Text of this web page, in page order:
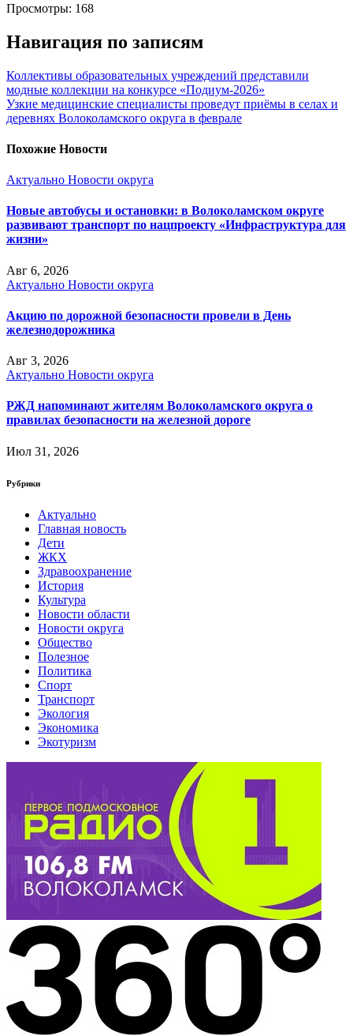
Просмотры: 168
Навигация по записям
Коллективы образовательных учреждений представили
модные коллекции на конкурсе «Подиум-2026»
Узкие медицинские специалисты проведут приёмы в селах и
деревнях Волоколамского округа в феврале
Похожие Новости
Актуально Новости округа
Новые автобусы и остановки: в Волоколамском округе
развивают транспорт по нацпроекту «Инфраструктура для
жизни»
Авг 6, 2026
Актуально Новости округа
Акцию по дорожной безопасности провели в День
железнодорожника
Авг 3, 2026
Актуально Новости округа
РЖД напоминают жителям Волоколамского округа о
правилах безопасности на железной дороге
Июл 31, 2026
Рубрики
Актуально
Главная новость
Дети
ЖКХ
Здравоохранение
История
Культура
Новости области
Новости округа
Общество
Полезное
Политика
Спорт
Транспорт
Экология
Экономика
Экотуризм